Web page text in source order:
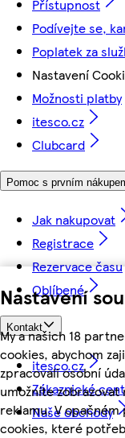
Nastavení
My a našich 18
cookies, abychom
zpracovali osobní
umožníte
reklamu. V
cookies, které
Přístupnost
Podívejte se,
Poplatek za
Nastavení
Možnosti platby
itesco.cz
Clubcard
Pomoc s prvním
Jak nakupovat
Registrace
Rezervace času
Oblíbené
Kontakt
itesco.cz
Zákaznické
Naše obchody